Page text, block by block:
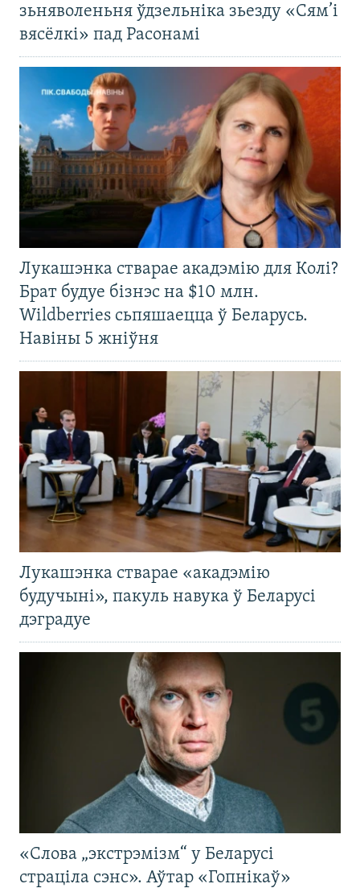
зьняволеньня ўдзельніка зьезду «Сям’і
вясёлкі» пад Расонамі
Лукашэнка стварае акадэмію для Колі?
Брат будуе бізнэс на $10 млн.
Wildberries сьпяшаецца ў Беларусь.
Навіны 5 жніўня
Лукашэнка стварае «акадэмію
будучыні», пакуль навука ў Беларусі
дэградуе
«Слова „экстрэмізм“ у Беларусі
страціла сэнс». Аўтар «Гопнікаў»